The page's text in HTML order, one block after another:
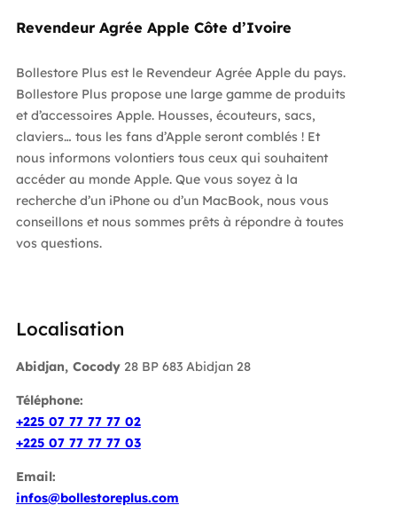
Revendeur Agrée Apple Côte d’Ivoire
Bollestore Plus est le Revendeur Agrée Apple du pays.
Bollestore Plus propose une large gamme de produits
et d’accessoires Apple. Housses, écouteurs, sacs,
claviers… tous les fans d’Apple seront comblés ! Et
nous informons volontiers tous ceux qui souhaitent
accéder au monde Apple. Que vous soyez à la
recherche d’un iPhone ou d’un MacBook, nous vous
conseillons et nous sommes prêts à répondre à toutes
vos questions.
Localisation
Abidjan, Cocody28 BP 683 Abidjan 28
Téléphone:
+225 07 77 77 77 02
+225 07 77 77 77 03
Email:
infos@bollestoreplus.com